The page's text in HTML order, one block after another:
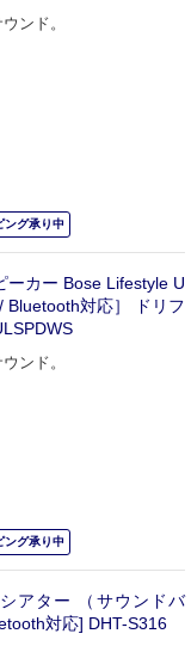
ンド。
ング承り中
ーカー Bose Lifestyle U
Bluetooth対応］ ドリフ
ンド。
ング承り中
アター （サウンドバ
対応] DHT-S316